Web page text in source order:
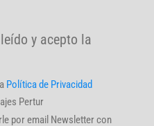
y acepto la
Política de Privacidad
Pertur
por email Newsletter con